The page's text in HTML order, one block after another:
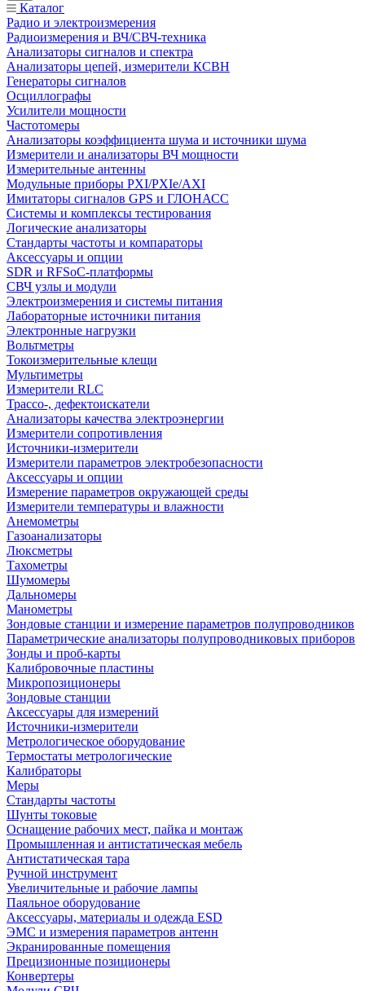
Каталог
Радио и электроизмерения
Радиоизмерения и ВЧ/СВЧ-техника
Анализаторы сигналов и спектра
Анализаторы цепей, измерители КСВН
Генераторы сигналов
Осциллографы
Усилители мощности
Частотомеры
Анализаторы коэффициента шума и источники шума
Измерители и анализаторы ВЧ мощности
Измерительные антенны
Модульные приборы PXI/PXIe/AXI
Имитаторы сигналов GPS и ГЛОНАСС
Системы и комплексы тестирования
Логические анализаторы
Стандарты частоты и компараторы
Аксессуары и опции
SDR и RFSoC‑платформы
СВЧ узлы и модули
Электроизмерения и системы питания
Лабораторные источники питания
Электронные нагрузки
Вольтметры
Токоизмерительные клещи
Мультиметры
Измерители RLC
Трассо-, дефектоискатели
Анализаторы качества электроэнергии
Измерители сопротивления
Источники-измерители
Измерители параметров электробезопасности
Аксессуары и опции
Измерение параметров окружающей среды
Измерители температуры и влажности
Анемометры
Газоанализаторы
Люксметры
Тахометры
Шумомеры
Дальномеры
Манометры
Зондовые станции и измерение параметров полупроводников
Параметрические анализаторы полупроводниковых приборов
Зонды и проб-карты
Калибровочные пластины
Микропозиционеры
Зондовые станции
Аксессуары для измерений
Источники-измерители
Метрологическое оборудование
Термостаты метрологические
Калибраторы
Меры
Стандарты частоты
Шунты токовые
Оснащение рабочих мест, пайка и монтаж
Промышленная и антистатическая мебель
Антистатическая тара
Ручной инструмент
Увеличительные и рабочие лампы
Паяльное оборудование
Аксессуары, материалы и одежда ESD
ЭМС и измерения параметров антенн
Экранированные помещения
Прецизионные позиционеры
Конвертеры